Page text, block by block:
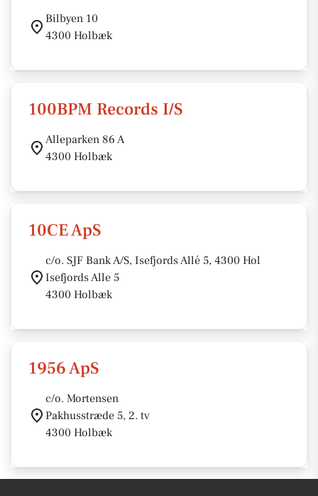
Bilbyen 10
4300 Holbæk
100BPM Records I/S
Alleparken 86 A
4300 Holbæk
10CE ApS
c/o. SJF Bank A/S, Isefjords Allé 5, 4300 Hol
Isefjords Alle 5
4300 Holbæk
1956 ApS
c/o. Mortensen
Pakhusstræde 5, 2. tv
4300 Holbæk